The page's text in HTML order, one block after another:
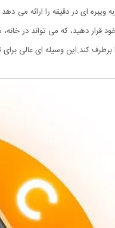
سطح سرعت، تا 3600 ضربه ویبره ای
قرار دهید، که می تواند در
را برطرف کند.این وسیله ای